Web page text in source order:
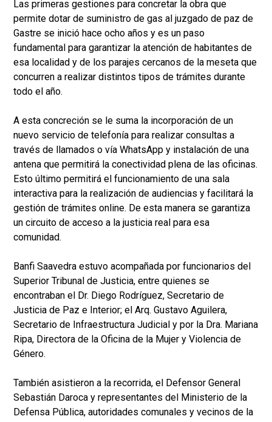
Las primeras gestiones para concretar la obra que
permite dotar de suministro de gas al juzgado de paz de
Gastre se inició hace ocho años y es un paso
fundamental para garantizar la atención de habitantes de
esa localidad y de los parajes cercanos de la meseta que
concurren a realizar distintos tipos de trámites durante
todo el año.
A esta concreción se le suma la incorporación de un
nuevo servicio de telefonía para realizar consultas a
través de llamados o vía WhatsApp y instalación de una
antena que permitirá la conectividad plena de las oficinas.
Esto último permitirá el funcionamiento de una sala
interactiva para la realización de audiencias y facilitará la
gestión de trámites online. De esta manera se garantiza
un circuito de acceso a la justicia real para esa
comunidad.
Banfi Saavedra estuvo acompañada por funcionarios del
Superior Tribunal de Justicia, entre quienes se
encontraban el Dr. Diego Rodríguez, Secretario de
Justicia de Paz e Interior; el Arq. Gustavo Aguilera,
Secretario de Infraestructura Judicial y por la Dra. Mariana
Ripa, Directora de la Oficina de la Mujer y Violencia de
Género.
También asistieron a la recorrida, el Defensor General
Sebastián Daroca y representantes del Ministerio de la
Defensa Pública, autoridades comunales y vecinos de la